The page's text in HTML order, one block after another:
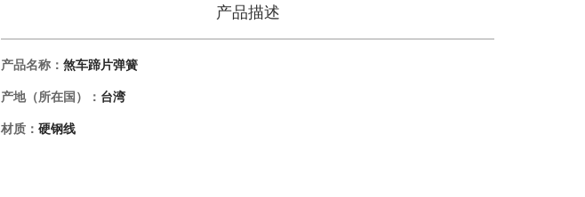
产品描述
产品名称： 煞车蹄片弹簧
产地（所在国）： 台湾
材质： 硬钢线